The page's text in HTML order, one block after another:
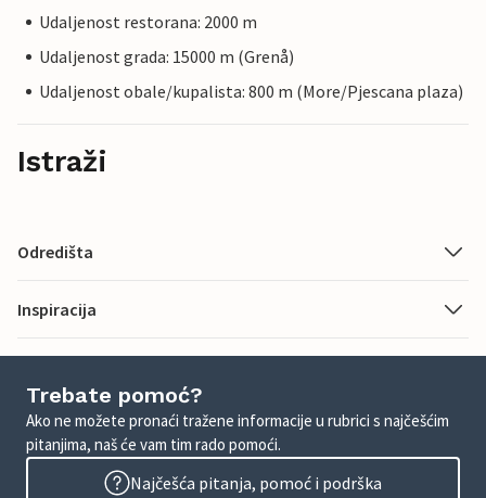
Udaljenost restorana: 2000 m
Udaljenost grada: 15000 m (Grenå)
Udaljenost obale/kupalista: 800 m (More/Pjescana plaza)
Istraži
Odredišta
Inspiracija
Trebate pomoć?
Ako ne možete pronaći tražene informacije u rubrici s najčešćim
pitanjima, naš će vam tim rado pomoći.
Najčešća pitanja, pomoć i podrška